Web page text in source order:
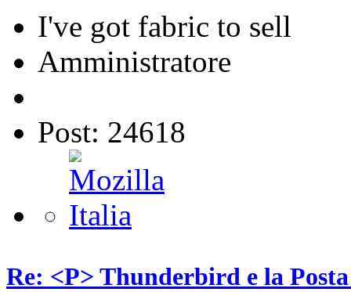
I've got fabric to sell
Amministratore
Post: 24618
Re: <P> Thunderbird e la